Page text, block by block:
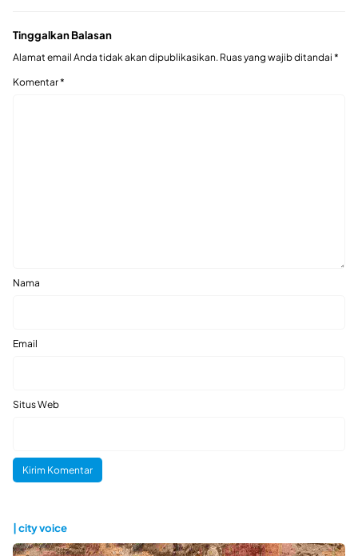
Tinggalkan Balasan
Alamat email Anda tidak akan dipublikasikan. Ruas yang wajib ditandai *
Komentar*
Nama
Email
Situs Web
| city voice